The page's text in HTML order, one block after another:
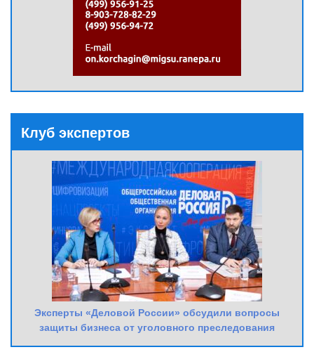
Клуб экспертов
Эксперты «Деловой России» обсудили вопросы
защиты бизнеса от уголовного преследования